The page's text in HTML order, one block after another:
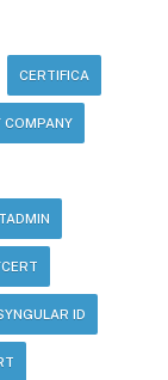
CERTIFICA
COMPANY
ID